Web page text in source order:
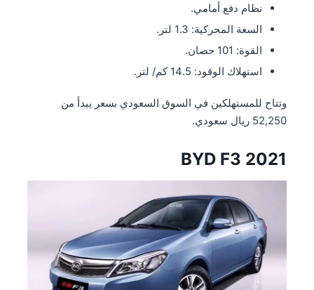
نظام دفع أمامي.
السعة المحركية: 1.3 لتر.
القوة: 101 حصان.
استهلاك الوقود: 14.5 كم/ لتر.
وتتاح للمستهلكين في السوق السعودي بسعر يبدأ من
52,250 ريال سعودي.
BYD F3 2021